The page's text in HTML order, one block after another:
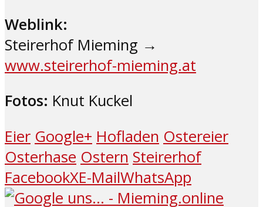
Weblink:
Steirerhof Mieming →
www.steirerhof-mieming.at
Fotos: Knut Kuckel
Eier Google+ Hofladen Ostereier
Osterhase Ostern Steirerhof
FacebookXE-MailWhatsApp